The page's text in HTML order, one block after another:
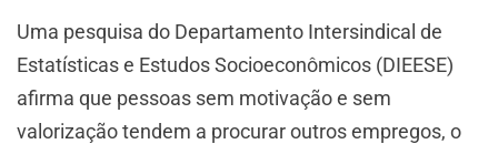
Uma pesquisa do Departamento Intersindical de
Estatísticas e Estudos Socioeconômicos (DIEESE)
afirma que pessoas sem motivação e sem
valorização tendem a procurar outros empregos, o